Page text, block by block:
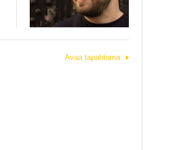
Avaa tapahtuma